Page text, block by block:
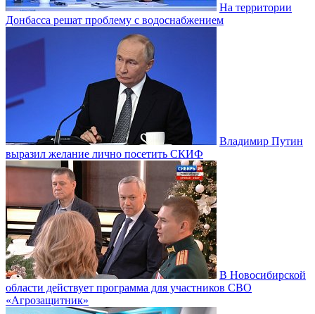
На территории
Донбасса решат проблему с водоснабжением
Владимир Путин
выразил желание лично посетить СКИФ
В Новосибирской
области действует программа для участников СВО
«Агрозащитник»